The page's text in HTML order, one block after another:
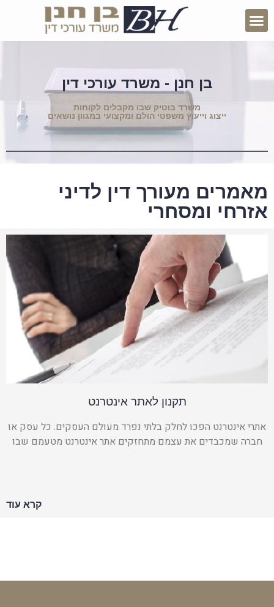
בן חנן - משרד עורכי דין
משרד בוטיק שבו מקבלים לקוחות
ייצוג וייעוץ משפטי הולם ומקצועי במגוון נושאים
מאמרים מעורך דין לדיני
אזרחי ומסחרי
תקנון לאתר אינטרנט
אתרי אינטרנט הפכו לחלק בלתי נפרד מעולם העסקים. כל עסק או
חברה שמכבדים את עצמם מתחזקים אתר אינטרנט מטעמם שבו
קרא עוד